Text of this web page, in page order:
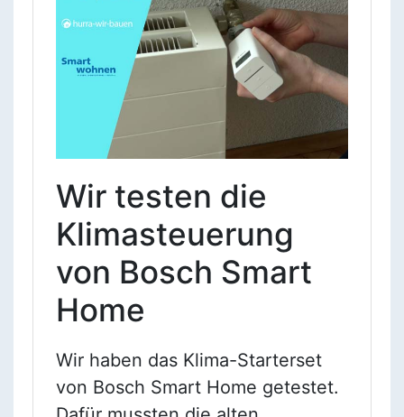
Wir testen die
Klimasteuerung
von Bosch Smart
Home
Wir haben das Klima-Starterset
von Bosch Smart Home getestet.